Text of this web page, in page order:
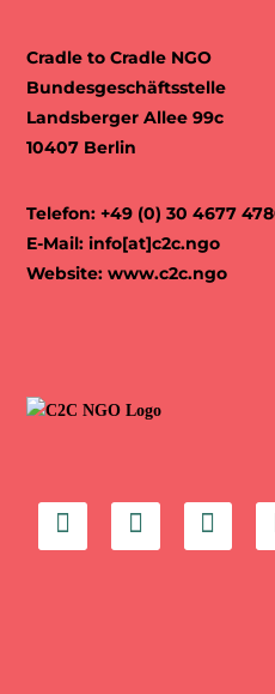
Cradle to Cradle NGO
Bundesgeschäftsstelle
Landsberger Allee 99c
10407 Berlin
Telefon: +49 (0) 30 4677
E-Mail:info[at]c2c.ngo
Website:www.c2c.ngo